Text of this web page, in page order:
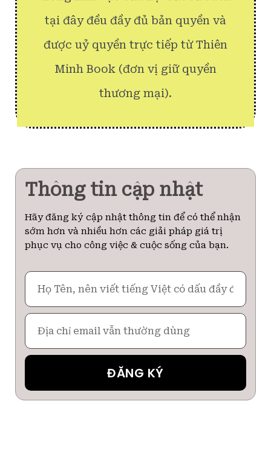
tại đây đều đầy đủ bản quyền và
được uỷ quyền trực tiếp từ Thiên
Minh Book (đơn vị giữ quyền
thương mại).
Thông tin cập nhật
Hãy đăng ký cập nhật thông tin để có thể nhận
sớm hơn và nhiều hơn các giải pháp giá trị
phục vụ cho công việc & cuộc sống của bạn.
Họ
Tên
Email
ĐĂNG KÝ